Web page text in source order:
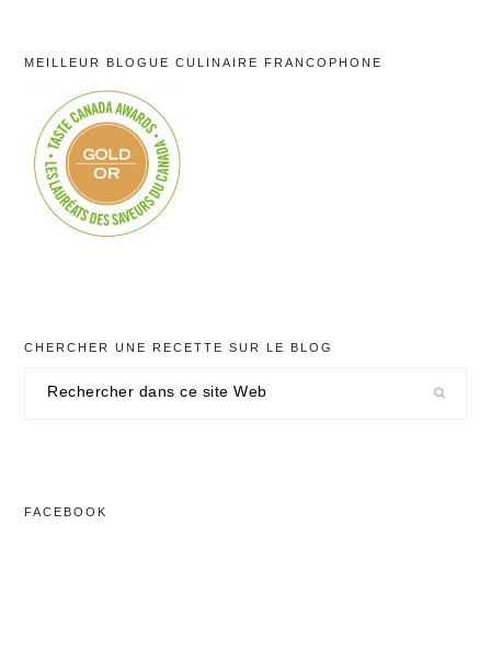
MEILLEUR BLOGUE CULINAIRE FRANCOPHONE
CHERCHER UNE RECETTE SUR LE BLOG
FACEBOOK